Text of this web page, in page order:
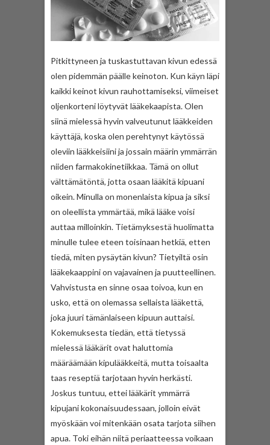
Pitkittyneen ja tuskastuttavan kivun edessä
olen pidemmän päälle keinoton. Kun käyn läpi
kaikki keinot kivun rauhottamiseksi, viimeiset
oljenkorteni löytyvät lääkekaapista. Olen
siinä mielessä hyvin valveutunut lääkkeiden
käyttäjä, koska olen perehtynyt käytössä
oleviin lääkkeisiini ja jossain määrin ymmärrän
niiden farmakokinetiikkaa. Tämä on ollut
välttämätöntä, jotta osaan lääkitä kipuani
oikein. Minulla on monenlaista kipua ja siksi
on oleellista ymmärtää, mikä lääke voisi
auttaa milloinkin. Tietämyksestä huolimatta
minulle tulee eteen toisinaan hetkiä, etten
tiedä, miten pysäytän kivun? Tietyiltä osin
lääkekaappini on vajavainen ja puutteellinen.
Vahvistusta en sinne osaa toivoa, kun en
usko, että on olemassa sellaista lääkettä,
joka juuri tämänlaiseen kipuun auttaisi.
Kokemuksesta tiedän, että tietyssä
mielessä lääkärit ovat haluttomia
määräämään kipulääkkeitä, mutta toisaalta
taas reseptiä tarjotaan hyvin herkästi.
Joskus tuntuu, ettei lääkärit ymmärrä
kipujani kokonaisuudessaan, jolloin eivät
myöskään voi mitenkään osata tarjota siihen
apua. Toki eihän niitä periaatteessa voikaan